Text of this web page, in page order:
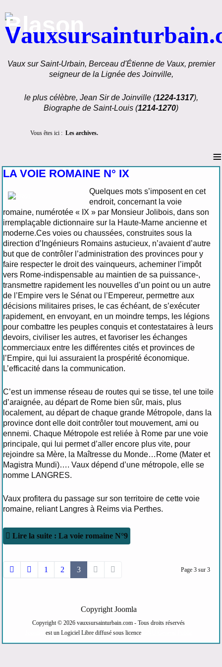
V
Vaux sur Saint-Urbain, Berceau d'Étienne de Vaux, premier
seigneur de la Lignée des Joinville,
le plus célèbre, Jean Sir de Joinville (1224-1317),
Biographe de Saint-Louis (1214-1270)
Vous êtes ici : Les archives.
≡
LA VOIE ROMAINE N° IX
Quelques mots s’imposent en cet
endroit, concernant la voie
romaine, numérotée « IX » par Monsieur Jolibois, dans son
irremplaçable dictionnaire sur la Haute-Marne ancienne et
moderne.Ces voies ou chaussées, construites sous la
direction d’Ingénieurs Romains astucieux, n’avaient d’autre
but que de contrôler l’administration des provinces pour y
faire respecter le droit des vainqueurs, acheminer l’impôt
vers Rome-indispensable au maintien de sa puissance-,
transmettre rapidement les nouvelles d’un point ou un autre
de l’Empire vers le Sénat ou l’Empereur, permettre aux
décisions militaires prises, le cas échéant, de s’exécuter
rapidement, en envoyant, en un moindre temps, les légions
pour combattre les peuples conquis et contestataires à leurs
devoirs, civiliser les autres, et favoriser les échanges
commerciaux entre les différentes cités et provinces de
l’Empire, qui lui assuraient la prospérité économique.
L’efficacité dans la communication.
C’est un immense réseau de routes qui se tisse, tel une toile
d’araignée, au départ de Rome bien sûr, mais, plus
localement, au départ de chaque grande Métropole, dans la
province dont elle doit contrôler tout mouvement, ami ou
ennemi. Chaque Métropole est reliée à Rome par une voie
principale, qui lui permet d’aller encore plus vite, pour
rejoindre sa Mère, la Maîtresse du Monde…Rome (Mater et
Magistra Mundi)…. Vaux dépend d’une métropole, elle se
nomme LANGRES.
Vaux profitera du passage sur son territoire de cette voie
romaine, reliant Langres à Reims via Perthes.
Lire la suite : La voie romaine N°9
Page 3 sur 3
1 2 3
Copyright Joomla
Copyright © 2026 vauxsursainturbain.com - Tous droits réservés
est un Logiciel Libre diffusé sous licence